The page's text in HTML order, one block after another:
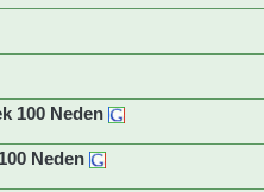
100 Neden
Neden